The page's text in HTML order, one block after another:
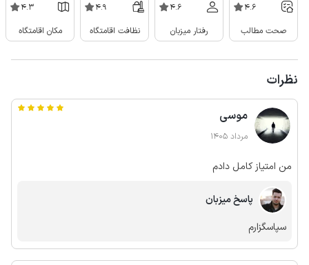
4.6
صحت مطالب
4.6
رفتار میزبان
4.9
نظافت اقامتگاه
4.3
مکان اقامتگاه
نظرات
موسی
مرداد 1405
من امتیاز کامل دادم
پاسخ میزبان
سپاسگزارم